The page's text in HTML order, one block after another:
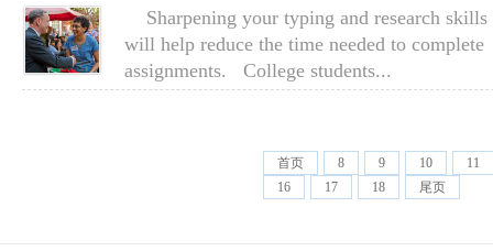
Sharpening your typing and research skills
will help reduce the time needed to complete
assignments. College students...
首页 8 9 10
11
16
17 18 尾页